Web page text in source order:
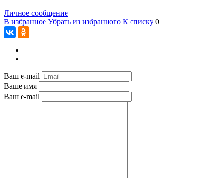
Личное сообщение
В избранное Убрать из избранного К списку 0
Ваш e-mail
Ваше имя
Ваш e-mail